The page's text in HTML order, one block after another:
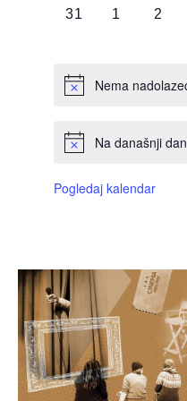
0
31
0
1
0
2
Nema
Na današnji
Pogledaj kalendar